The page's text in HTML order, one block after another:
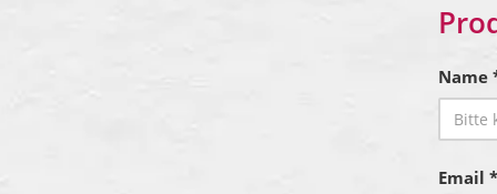
Name
Email *